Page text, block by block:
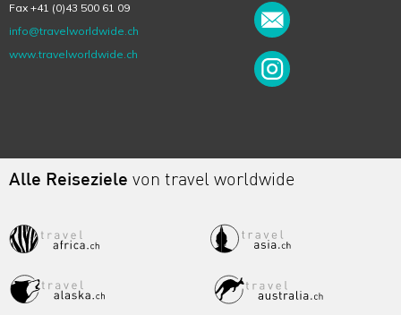
Fax +41 (0)43 500 61 09
info@travelworldwide.ch
www.travelworldwide.ch
Alle Reiseziele von travel worldwide